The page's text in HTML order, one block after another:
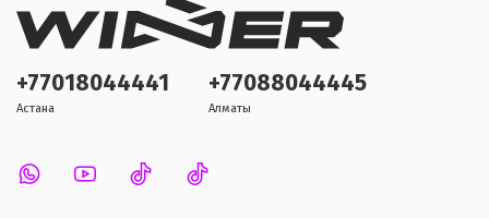
+77018044441
Астана
+77088044445
Алматы